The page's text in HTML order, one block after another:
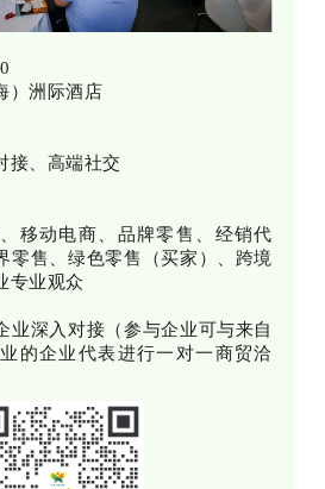
）洲际酒店
接、高端社交
移动电商、品牌零售、经销代
零售、绿色零售（买家）、跨境
专业观众
业深入对接（参与企业可与来自
的企业代表进行一对一商贸洽